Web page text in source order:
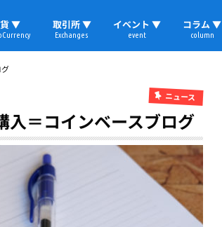
▼ 取引所 ▼
Exchanges
イベント ▼
event
コラム ▼
column
ニュース
入＝コインベースブログ